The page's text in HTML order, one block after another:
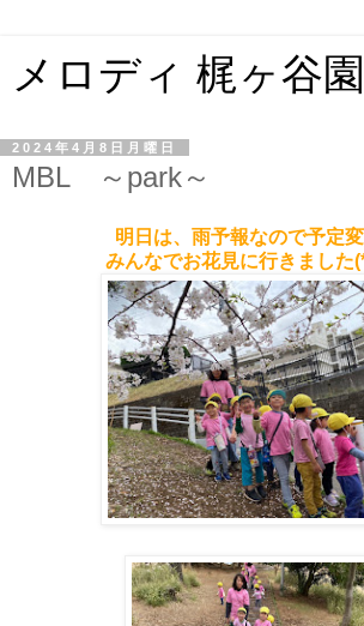
メロディ 梶ヶ谷
2024年4月8日月曜日
MBL ～park～
明日は、雨予報なので予定変
みんなでお花見に行きました